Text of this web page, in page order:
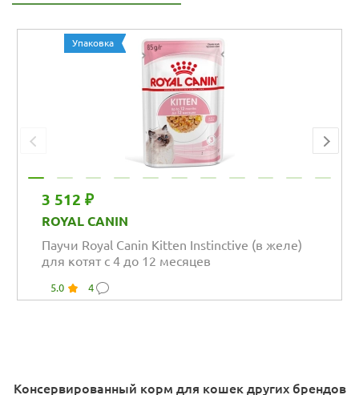
Упаковка
3 512 ₽
ROYAL CANIN
Паучи Royal Canin Kitten Instinctive (в желе)
для котят с 4 до 12 месяцев
5.0 4
Консервированный корм для кошек других брендов